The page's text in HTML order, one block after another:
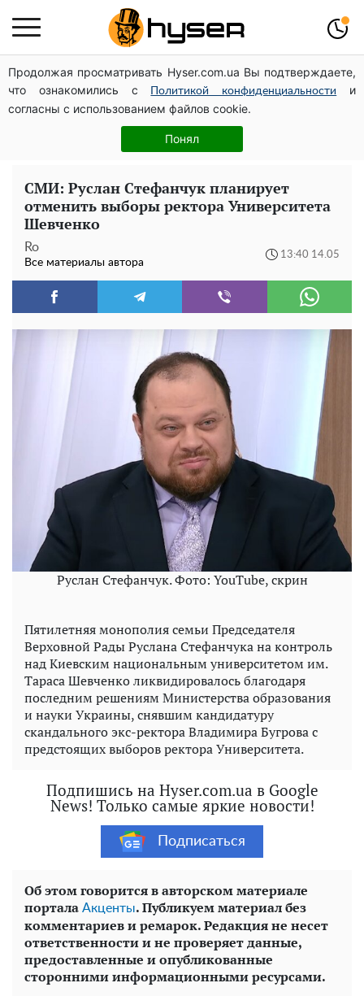
Продолжая просматривать Hyser.com.ua Вы подтверждаете,
что ознакомились с
Политикой конфиденциальности
и
согласны с использованием файлов cookie.
Понял
Полностью голая Анна Тринчер блеснула
"прелестями": таких размеров вы еще не видели
Такой закуски всегда оказывается мало: рецепт
помидоров по-корейски со сладким перцем и
морковью на зиму
СМИ: Руслан Стефанчук планирует
отменить выборы ректора Университета
Шевченко
Ro
Все материалы автора
13:40 14.05
Руслан Стефанчук. Фото: YouTube, скрин
Пятилетняя монополия семьи Председателя
Верховной Рады Руслана Стефанчука на контроль
над Киевским национальным университетом им.
Тараса Шевченко ликвидировалось благодаря
последним решениям Министерства образования
и науки Украины, снявшим кандидатуру
скандального экс-ректора Владимира Бугрова с
предстоящих выборов ректора Университета.
Подпишись на Hyser.com.ua в Google
News! Только самые яркие новости!
Подписаться
Об этом говорится в авторском материале
портала Акценты. Публикуем материал без
комментариев и ремарок. Редакция не несет
ответственности и не проверяет данные,
предоставленные и опубликованные
сторонними информационными ресурсами.